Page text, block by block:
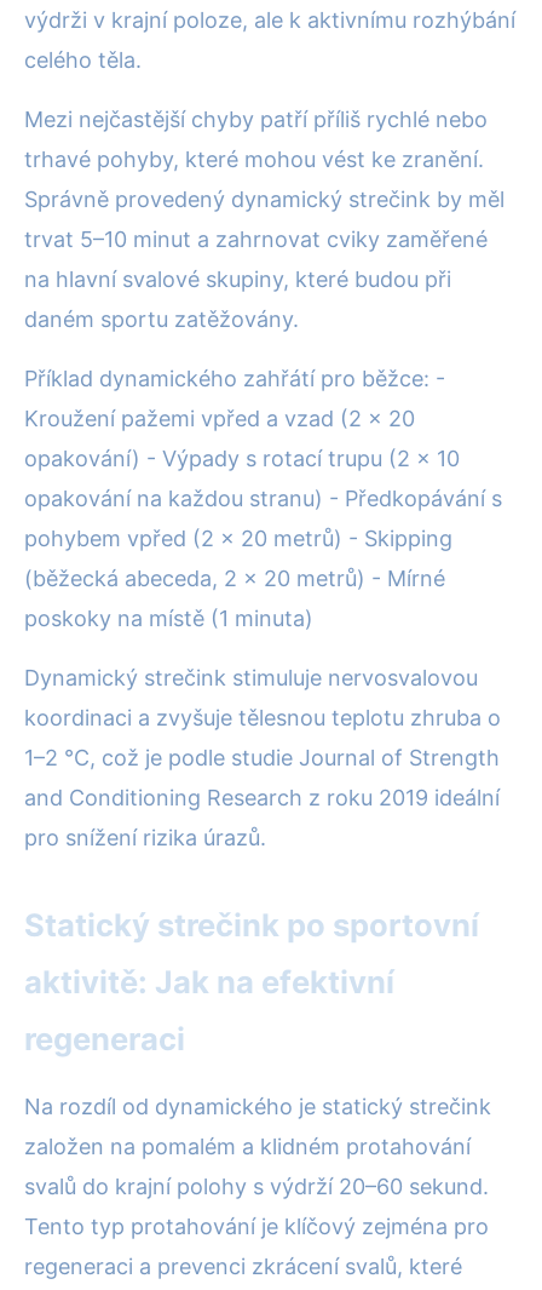
výdrži v krajní poloze, ale k aktivnímu rozhýbání
celého těla.
Mezi nejčastější chyby patří příliš rychlé nebo
trhavé pohyby, které mohou vést ke zranění.
Správně provedený dynamický strečink by měl
trvat 5–10 minut a zahrnovat cviky zaměřené
na hlavní svalové skupiny, které budou při
daném sportu zatěžovány.
Příklad dynamického zahřátí pro běžce: -
Kroužení pažemi vpřed a vzad (2 x 20
opakování) - Výpady s rotací trupu (2 x 10
opakování na každou stranu) - Předkopávání s
pohybem vpřed (2 x 20 metrů) - Skipping
(běžecká abeceda, 2 x 20 metrů) - Mírné
poskoky na místě (1 minuta)
Dynamický strečink stimuluje nervosvalovou
koordinaci a zvyšuje tělesnou teplotu zhruba o
1–2 °C, což je podle studie Journal of Strength
and Conditioning Research z roku 2019 ideální
pro snížení rizika úrazů.
Statický strečink po sportovní
aktivitě: Jak na efektivní
regeneraci
Na rozdíl od dynamického je statický strečink
založen na pomalém a klidném protahování
svalů do krajní polohy s výdrží 20–60 sekund.
Tento typ protahování je klíčový zejména pro
regeneraci a prevenci zkrácení svalů, které